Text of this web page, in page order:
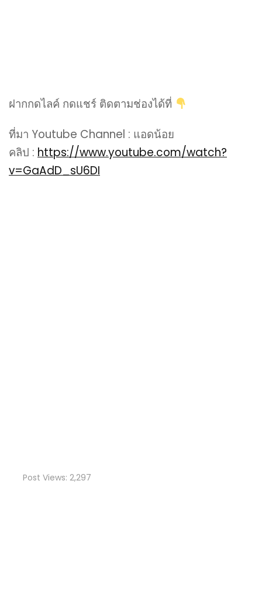
ฝากกดไลค์ กดแชร์ ติดตามช่องได้ที่
ที่มา Youtube Channel : แอดน้อย
คลิป : https://www.youtube.com/watch?
v=GaAdD_sU6DI
Post Views: 2,297